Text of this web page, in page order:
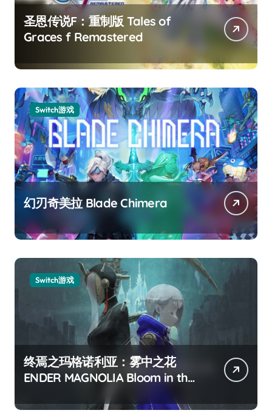
圣恩传说F：重制版 Tales of
Graces f Remastered
Switch游戏
幻刃奇美拉 Blade Chimera
Switch游戏
终焉之玛格诺利亚：雾中之花
ENDER MAGNOLIA Bloom in the